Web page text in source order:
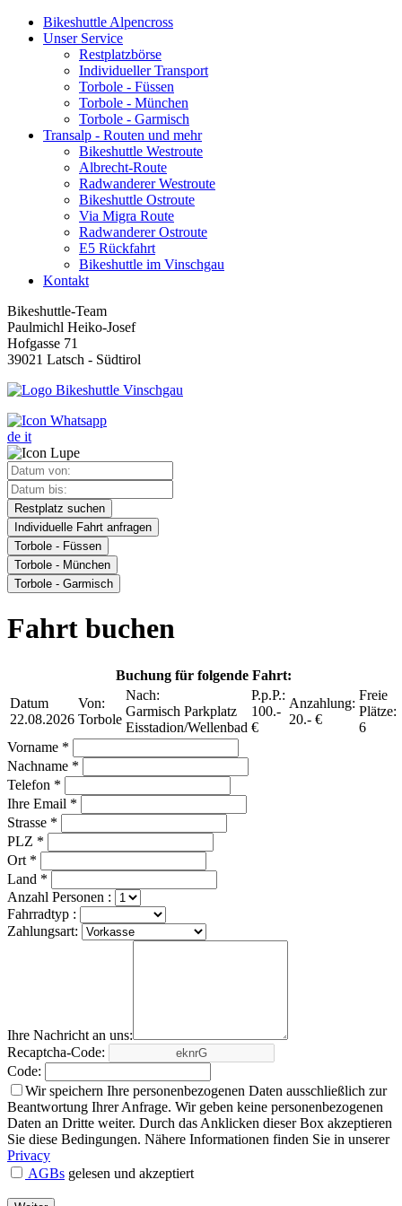
Bikeshuttle Alpencross
Unser Service
Restplatzbörse
Individueller Transport
Torbole - Füssen
Torbole - München
Torbole - Garmisch
Transalp - Routen und mehr
Bikeshuttle Westroute
Albrecht-Route
Radwanderer Westroute
Bikeshuttle Ostroute
Via Migra Route
Radwanderer Ostroute
E5 Rückfahrt
Bikeshuttle im Vinschgau
Kontakt
Bikeshuttle-Team
Paulmichl Heiko-Josef
Hofgasse 71
39021 Latsch - Südtirol
de it
Restplatz suchen
Individuelle Fahrt anfragen
Torbole - Füssen
Torbole - München
Torbole - Garmisch
Fahrt buchen
Buchung für folgende Fahrt:
Datum
22.08.2026
Von:
Torbole
Nach:
Garmisch Parkplatz
Eisstadion/Wellenbad
P.p.P.:
100.-
€
Anzahlung:
20.- €
Freie
Plätze:
6
Vorname *
Nachname *
Telefon *
Ihre Email *
Strasse *
PLZ *
Ort *
Land *
Anzahl Personen :
Fahrradtyp :
Zahlungsart:
Ihre Nachricht an uns:
Recaptcha-Code:
Code:
Wir speichern Ihre personenbezogenen Daten ausschließlich zur
Beantwortung Ihrer Anfrage. Wir geben keine personenbezogenen
Daten an Dritte weiter. Durch das Anklicken dieser Box akzeptieren
Sie diese Bedingungen. Nähere Informationen finden Sie in unserer
Privacy
AGBs gelesen und akzeptiert